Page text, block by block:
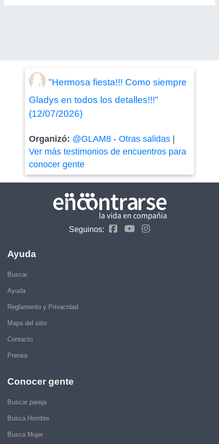
"Hermosa fiesta!!! Como siempre
Gladys en todos los detalles!!!"
(12/07/2026)
Organizó: @GLAM8- Otras salidas|
Ver más testimonios de encuentros para
conocer gente
Seguinos:
Ayuda
Buscar
Ayuda
Reglamento y Privacidad
Mapa del sitio
Contacto
Prensa
Conocer gente
Buscar pareja
Busca Hombre
Busca Mujer